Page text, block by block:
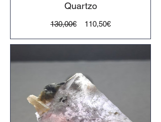
Quartzo
130,00€
Preço
110,50€Preço